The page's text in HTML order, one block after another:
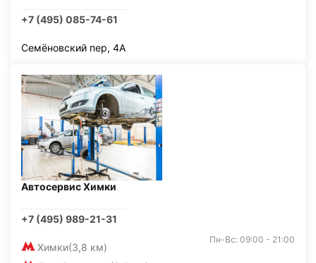
+7 (495) 085-74-61
Семёновский пер, 4А
Автосервис Химки
+7 (495) 989-21-31
Химки(3,8 км)
Пн-Вс: 09:00 - 21:00